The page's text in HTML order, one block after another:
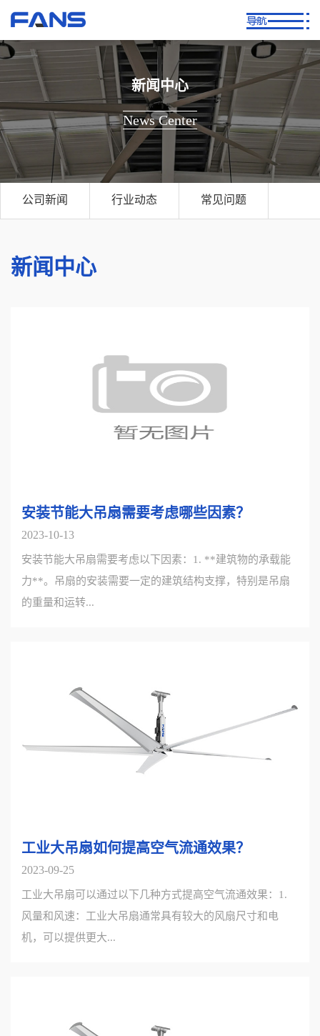
新闻中心
News Center
公司新闻 行业动态 常见问题
新闻中心
安装节能大吊扇需要考虑哪些因素？
2023-10-13
安装节能大吊扇需要考虑以下因素：1. **建筑物的承载能
力**。吊扇的安装需要一定的建筑结构支撑，特别是吊扇
的重量和运转...
工业大吊扇如何提高空气流通效果？
2023-09-25
工业大吊扇可以通过以下几种方式提高空气流通效果：1.
风量和风速：工业大吊扇通常具有较大的风扇尺寸和电
机，可以提供更大...